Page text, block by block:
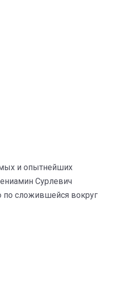
и опытнейших
Сурлевич
сложившейся вокруг